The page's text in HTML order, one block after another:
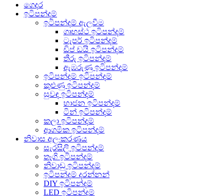
ගෙදර
ඉටිපන්දම්
ඉටිපන්දම් ඇලවීම
ගෘහස්ථ ඉටිපන්දම්
ටැපර් ඉටිපන්දම්
ඩිප් ඩයි ඉටිපන්දම්
තීරු ඉටිපන්දම්
ඇඹරුණු ඉටිපන්දම්
ඉටිපන්දම් ඉටිපන්දම්
කුළුණු ඉටිපන්දම්
සුවඳ ඉටිපන්දම්
භාජන ඉටිපන්දම්
ටින් ඉටිපන්දම්
කලා ඉටිපන්දම්
ආගමික ඉටිපන්දම්
නිවාස අලංකරණය
සැරසිලි ඉටිපන්දම්
තෑගි ඉටිපන්දම්
නිවාඩු ඉටිපන්දම්
ඉටිපන්දම් දරන්නන්
DIY ඉටිපන්දම්
LED ඉටිපන්දම්